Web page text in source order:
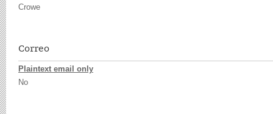
Crowe
Correo
Plaintext email only
No